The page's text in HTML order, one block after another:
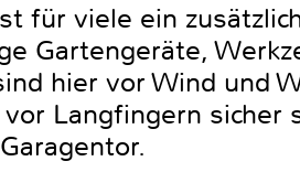
für viele ein
Gartengeräte,
hier vor Wind und
Langfingern